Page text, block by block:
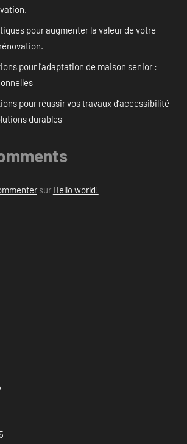
pour augmenter la valeur de votre
pour l’adaptation de maison senior :
pour réussir vos travaux d’accessibilité
durables
sur Hello world!